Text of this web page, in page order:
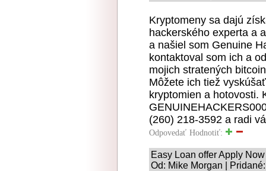
Kryptomeny sa dajú
hackerského experta a
a našiel som Genuine
kontaktoval som ich a
mojich stratených
Môžete ich tiež
kryptomien a hotovosti.
(260) 218-3592 a radi
Odpovedať Hodnotiť:
Easy Loan offer Apply Now
Od: Mike Morgan |